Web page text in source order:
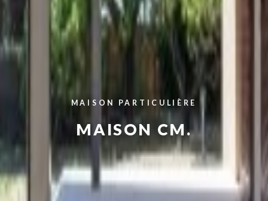
MAISON PARTICULIÈRE
MAISON CM.